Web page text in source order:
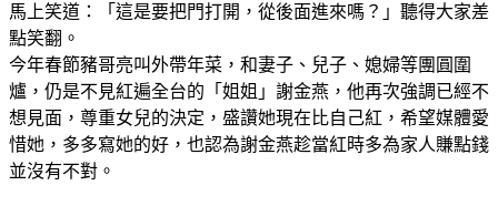
馬上笑道：「這是要把門打開，從後面進來嗎？」聽得大家差
點笑翻。
今年春節豬哥亮叫外帶年菜，和妻子、兒子、媳婦等團圓圍
爐，仍是不見紅遍全台的「姐姐」謝金燕，他再次強調已經不
想見面，尊重女兒的決定，盛讚她現在比自己紅，希望媒體愛
惜她，多多寫她的好，也認為謝金燕趁當紅時多為家人賺點錢
並沒有不對。